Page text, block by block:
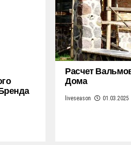
Расчет
Дома
liveseason 01.03.2025